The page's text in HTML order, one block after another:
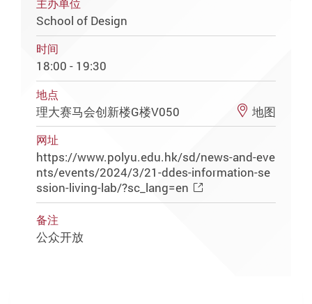
主办单位
School of Design
时间
18:00 - 19:30
地点
理大赛马会创新楼G楼V050 地图
网址
https://www.polyu.edu.hk/sd/news-and-eve
nts/events/2024/3/21-ddes-information-se
ssion-living-lab/?sc_lang=en
备注
公众开放